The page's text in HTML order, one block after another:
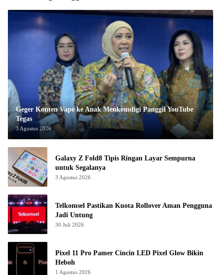
Geger Konten Vape ke Anak Menkomdigi Panggil YouTube
Tegas
3 Agustus 2026
Galaxy Z Fold8 Tipis Ringan Layar Sempurna
untuk Segalanya
3 Agustus 2026
Telkomsel Pastikan Kuota Rollover Aman Pengguna
Jadi Untung
30 Juli 2026
Pixel 11 Pro Pamer Cincin LED Pixel Glow Bikin
Heboh
1 Agustus 2026